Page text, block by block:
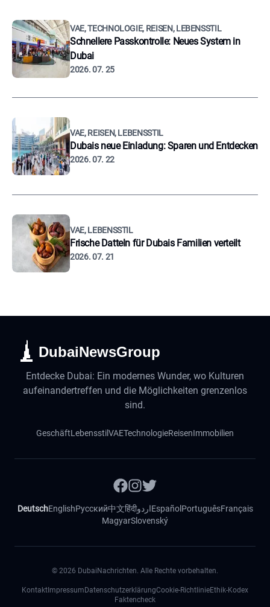
VAE, TECHNOLOGIE, REISEN, LEBENSSTIL
Schnellere Passkontrolle: Neues System in
Dubai
2026. 07. 25
VAE, REISEN, LEBENSSTIL
Dubais neue Einladung: Sparen und Entdecken
2026. 07. 22
VAE, LEBENSSTIL
Frische Datteln für Dubais Familien verteilt
2026. 07. 21
DubaiNewsGroup
Entdecke Dubai: Ein modernes Wunder, wo Kulturen
aufeinandertreffen und die Möglichkeiten grenzenlos
sind.
GeschäftLebensstilVAETechnologieReisenImmobilien
DeutschEnglishРусский中文हिंदीاردوEspañol PortuguêsFrançais
MagyarSlovenský
© 2026 DubaiNachrichten. Alle Rechte vorbehalten.
Kontakt Impressum DatenschutzerklärungCookie-RichtlinieEthik-Kodex
Faktencheck